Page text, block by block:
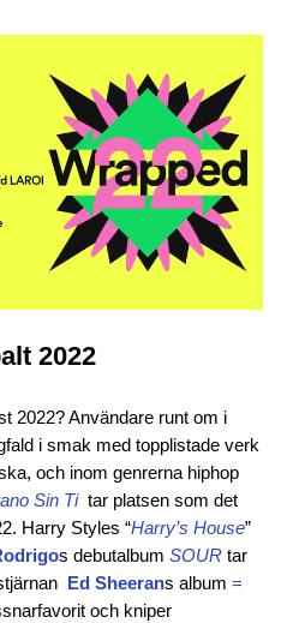
2022
2022? Användare runt om i
i smak med topplistade verk
och inom genrerna hiphop
Sin Ti tar platsen som det
Harry Styles “Harry’s House”
s debutalbum SOUR tar
Ed Sheerans album =
och kniper